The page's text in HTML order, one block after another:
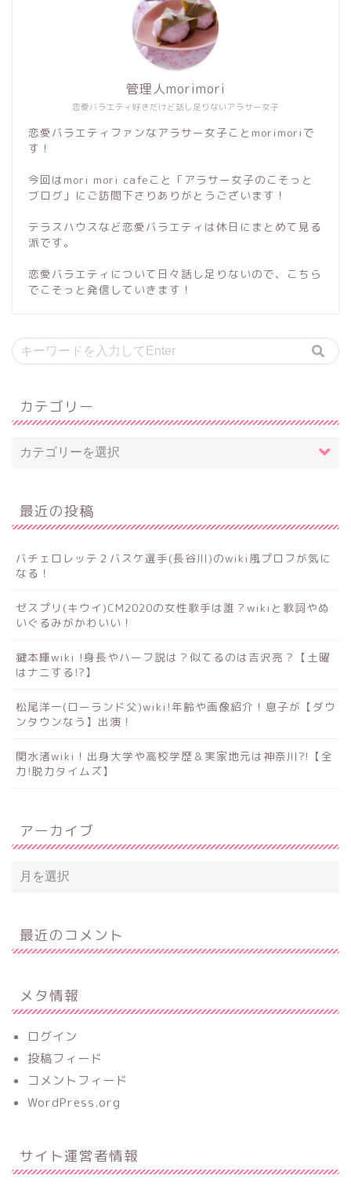
恋愛バラエティ好きだけど話し足りないアラサー女子
管理人morimori
恋愛バラエティファンなアラサー女子ことmorimoriで
す！
今回はmori mori cafeこと「アラサー女子のこそっと
ブログ」にご訪問下さりありがとうございます！
テラスハウスなど恋愛バラエティは休日にまとめて見る
派です。
恋愛バラエティについて日々話し足りないので、こちら
でこそっと発信していきます！
カテゴリー
最近の投稿
バチェロレッテ２バスケ選手(長谷川)のwiki風プロフが気に
なる！
ゼスプリ(キウイ)CM2020の女性歌手は誰？wikiと歌詞やぬ
いぐるみがかわいい！
鍵本輝wiki !身長やハーフ説は？似てるのは吉沢亮？【土曜
はナニする!?】
松尾洋一(ローランド父)wiki!年齢や画像紹介！息子が【ダウ
ンタウンなう】出演！
関水渚wiki！出身大学や高校学歴＆実家地元は神奈川?!【全
力!脱力タイムズ】
アーカイブ
最近のコメント
メタ情報
ログイン
投稿フィード
コメントフィード
WordPress.org
サイト運営者情報